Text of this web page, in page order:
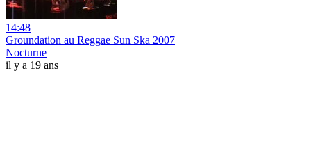
14:48
Groundation au Reggae Sun Ska 2007
Nocturne
il y a 19 ans